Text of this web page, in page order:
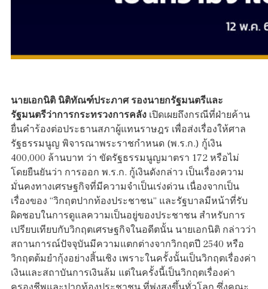
นายเอกนิติ นิติทัณฑ์ประภาศ รองนายกรัฐมนตรีและ
รัฐมนตรีว่าการกระทรวงการคลัง เปิดเผยถึงกรณีที่ฝ่ายค้าน
ยื่นคำร้องต่อประธานสภาผู้แทนราษฎร เพื่อส่งเรื่องให้ศาล
รัฐธรรมนูญ พิจารณาพระราชกำหนด (พ.ร.ก.) กู้เงิน
400,000 ล้านบาท ว่า ขัดรัฐธรรมนูญมาตรา 172 หรือไม่
โดยยืนยันว่า การออก พ.ร.ก. กู้เงินดังกล่าว เป็นเรื่องความ
มั่นคงทางเศรษฐกิจที่มีความจำเป็นเร่งด่วน เนื่องจากเป็น
เรื่องของ “วิกฤตปากท้องประชาชน” และรัฐบาลมีหน้าที่รับ
ผิดชอบในการดูแลความเป็นอยู่ของประชาชน สำหรับการ
เปรียบเทียบกับวิกฤตเศรษฐกิจในอดีตนั้น นายเอกนิติ กล่าวว่า
สถานการณ์ปัจจุบันมีความแตกต่างจากวิกฤตปี 2540 หรือ
วิกฤตต้มยำกุ้งอย่างสิ้นเชิง เพราะในครั้งนั้นเป็นวิกฤตเรื่องค่า
เงินและสถาบันการเงินล้ม แต่ในครั้งนี้เป็นวิกฤตเรื่องค่า